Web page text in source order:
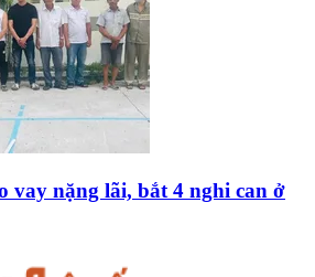
vay nặng lãi, bắt 4 nghi can ở